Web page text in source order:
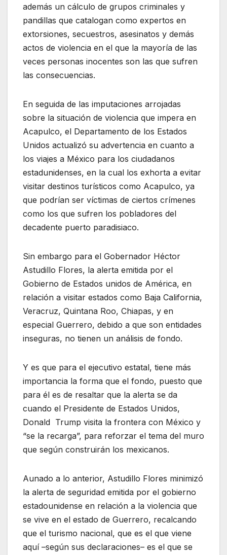
además un cálculo de grupos criminales y
pandillas que catalogan como expertos en
extorsiones, secuestros, asesinatos y demás
actos de violencia en el que la mayoría de las
veces personas inocentes son las que sufren
las consecuencias.
En seguida de las imputaciones arrojadas
sobre la situación de violencia que impera en
Acapulco, el Departamento de los Estados
Unidos actualizó su advertencia en cuanto a
los viajes a México para los ciudadanos
estadunidenses, en la cual los exhorta a evitar
visitar destinos turísticos como Acapulco, ya
que podrían ser víctimas de ciertos crímenes
como los que sufren los pobladores del
decadente puerto paradisiaco.
Sin embargo para el Gobernador Héctor
Astudillo Flores, la alerta emitida por el
Gobierno de Estados unidos de América, en
relación a visitar estados como Baja California,
Veracruz, Quintana Roo, Chiapas, y en
especial Guerrero, debido a que son entidades
inseguras, no tienen un análisis de fondo.
Y es que para el ejecutivo estatal, tiene más
importancia la forma que el fondo, puesto que
para él es de resaltar que la alerta se da
cuando el Presidente de Estados Unidos,
Donald Trump visita la frontera con México y
“se la recarga”, para reforzar el tema del muro
que según construirán los mexicanos.
Aunado a lo anterior, Astudillo Flores minimizó
la alerta de seguridad emitida por el gobierno
estadounidense en relación a la violencia que
se vive en el estado de Guerrero, recalcando
que el turismo nacional, que es el que viene
aquí –según sus declaraciones– es el que se